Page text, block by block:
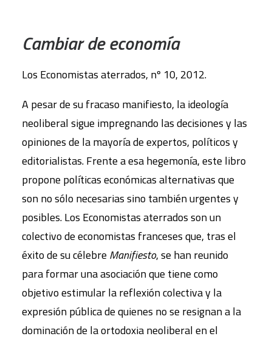
Cambiar de economía
Los Economistas aterrados, nº 10, 2012.
A pesar de su fracaso manifiesto, la ideología
neoliberal sigue impregnando las decisiones y las
opiniones de la mayoría de expertos, políticos y
editorialistas. Frente a esa hegemonía, este libro
propone políticas económicas alternativas que
son no sólo necesarias sino también urgentes y
posibles. Los Economistas aterrados son un
colectivo de economistas franceses que, tras el
éxito de su célebre Manifiesto, se han reunido
para formar una asociación que tiene como
objetivo estimular la reflexión colectiva y la
expresión pública de quienes no se resignan a la
dominación de la ortodoxia neoliberal en el